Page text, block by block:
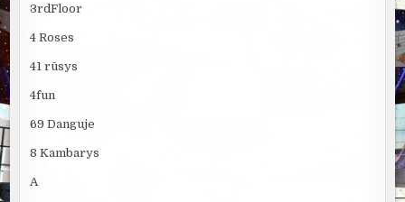
3rdFloor
4 Roses
41 rūsys
4fun
69 Danguje
8 Kambarys
A